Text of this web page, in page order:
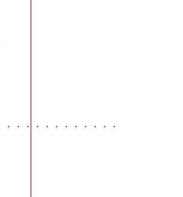
・・・・・・・・・・・・